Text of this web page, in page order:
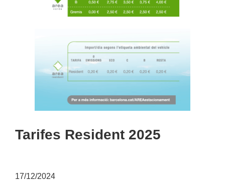
Tarifes Resident 2025
17/12/2024